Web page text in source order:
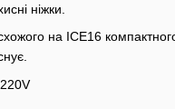
ніжки.
на ICE16